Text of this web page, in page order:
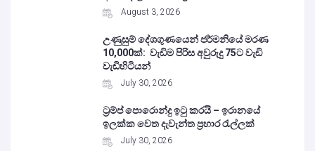
August 3, 2026
උණුසුම් දේශගුණයෙන් ජර්මනියේ මරණ
10,000ක්: වැඩිම පිරිස අවුරුදු 75ට වැඩි
වැඩිහිටියන්
July 30, 2026
ට්‍රම්ප් පොරොන්දු ඉටු කරයි – ඉරානයේ
ඉලක්ක වෙත දැවැන්ත ප්‍රහාර රැල්ලක්
July 30, 2026